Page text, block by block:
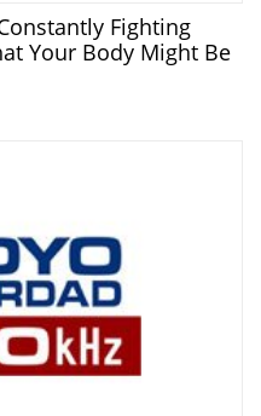
Fighting
Your Body Might Be